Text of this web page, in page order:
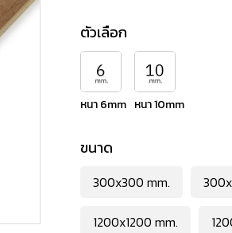
ตัวเลือก
หนา 6mm หนา 10mm
ขนาด
300x300 mm.
1200x1200 mm.